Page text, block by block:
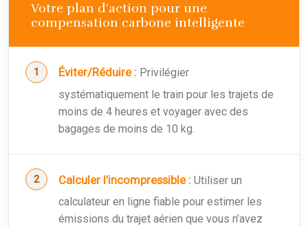
Votre plan d’action pour une
compensation carbone intelligente
Éviter/Réduire : Privilégier
systématiquement le train pour les trajets de
moins de 4 heures et voyager avec des
bagages de moins de 10 kg.
Calculer l’incompressible : Utiliser un
calculateur en ligne fiable pour estimer les
émissions du trajet aérien que vous n’avez